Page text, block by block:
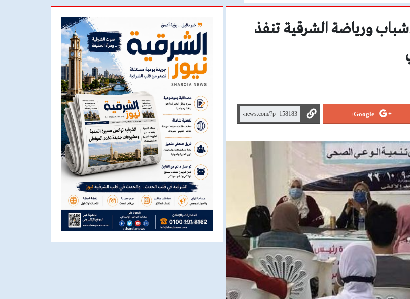
ورياضة الشرقية تنفذ
Google+